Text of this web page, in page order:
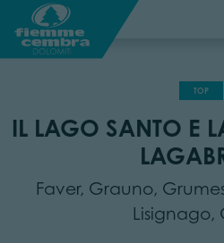
TOP
IL LAGO SANTO E
Faver, Grauno,
Lisignago,